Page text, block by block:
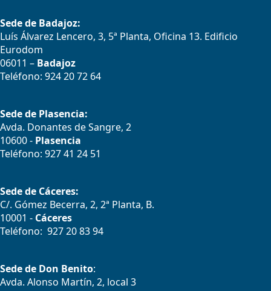
Sede de Badajoz:
Luís Álvarez Lencero, 3, 5ª Planta, Oficina 13. Edificio
Eurodom
06011 – Badajoz
Teléfono: 924 20 72 64
Sede de Plasencia:
Avda. Donantes de Sangre, 2
10600 - Plasencia
Teléfono: 927 41 24 51
Sede de Cáceres:
C/. Gómez Becerra, 2, 2ª Planta, B.
10001 - Cáceres
Teléfono: 927 20 83 94
Sede de Don Benito:
Avda. Alonso Martín, 2, local 3